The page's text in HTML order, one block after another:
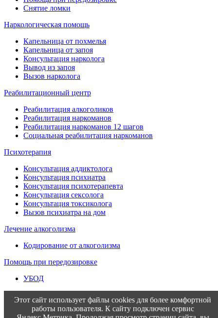
Снятие ломки
Наркологическая помощь
Капельница от похмелья
Капельница от запоя
Консультация нарколога
Вывод из запоя
Вызов нарколога
Реабилитационный центр
Реабилитация алкоголиков
Реабилитация наркоманов
Реабилитация наркоманов 12 шагов
Социальная реабилитация наркоманов
Психотерапия
Консультация аддиктолога
Консультация психиатра
Консультация психотерапевта
Консультация сексолога
Консультация токсиколога
Вызов психиатра на дом
Лечение алкоголизма
Кодирование от алкоголизма
Помощь при передозировке
УБОД
Этот сайт использует файлы cookies для более комфортной
работы пользователя. К сайту подключен сервис